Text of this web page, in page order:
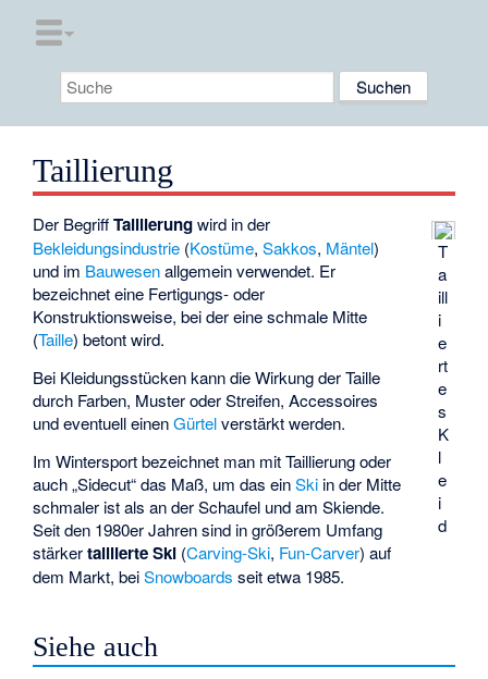
Taillierung
T
a
ill
i
e
rt
e
s
K
l
e
i
d
Der BegriffTaillierungwird in der
Bekleidungsindustrie (Kostüme,Sakkos, Mäntel)
und im Bauwesenallgemein verwendet. Er
bezeichnet eine Fertigungs- oder
Konstruktionsweise, bei der eine schmale Mitte
(Taille) betont wird.
Bei Kleidungsstücken kann die Wirkung der Taille
durch Farben, Muster oder Streifen, Accessoires
und eventuell einenGürtelverstärkt werden.
Im Wintersport bezeichnet man mit Taillierung oder
auch „Sidecut“ das Maß, um das einSki in der Mitte
schmaler ist als an der Schaufel und am Skiende.
Seit den 1980er Jahren sind in größerem Umfang
stärkertaillierte Ski (Carving-Ski, Fun-Carver) auf
dem Markt, beiSnowboards seit etwa 1985.
Siehe auch